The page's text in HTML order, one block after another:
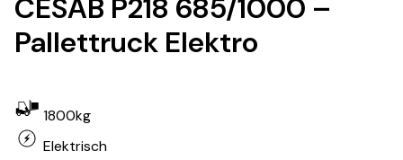
CESAB P218 685/1000 –
Pallettruck Elektro
1800kg
Elektrisch